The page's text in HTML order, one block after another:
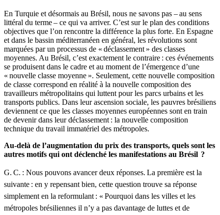
En Turquie et désormais au Brésil, nous ne savons pas – au sens
littéral du terme – ce qui va arriver. C’est sur le plan des conditions
objectives que l’on rencontre la différence la plus forte. En Espagne
et dans le bassin méditerranéen en général, les révolutions sont
marquées par un processus de « déclassement » des classes
moyennes. Au Brésil, c’est exactement le contraire : ces événements
se produisent dans le cadre et au moment de l’émergence d’une
« nouvelle classe moyenne ». Seulement, cette nouvelle composition
de classe correspond en réalité à la nouvelle composition des
travailleurs métropolitains qui luttent pour les parcs urbains et les
transports publics. Dans leur ascension sociale, les pauvres brésiliens
deviennent ce que les classes moyennes européennes sont en train
de devenir dans leur déclassement : la nouvelle composition
technique du travail immatériel des métropoles.
Au-delà de l’augmentation du prix des transports, quels sont les
autres motifs qui ont déclenché les manifestations au Brésil ?
G. C. : Nous pouvons avancer deux réponses. La première est la
suivante : en y repensant bien, cette question trouve sa réponse
simplement en la reformulant : « Pourquoi dans les villes et les
métropoles brésiliennes il n’y a pas davantage de luttes et de